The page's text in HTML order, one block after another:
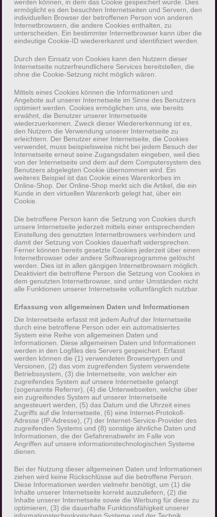
Hinzuziehung zusätzlicher Informationen nicht
mehr einer spezifischen betroffenen Person
zugeordnet werden können, sofern diese
zusätzlichen Informationen gesondert
organisatorischen Maßnahmen unterliegen, die
gewährleisten, dass die personenbezogenen
identifizierbaren natürlichen Person
zugewiesen werden.
g) Verantwortlicher oder für die
Verarbeitung Verantwortlicher
Verantwortlicher oder für die Verarbeitung
Verantwortlicher ist die natürliche oder
juristische Person, Behörde, Einrichtung oder
andere Stelle, die allein oder gemeinsam mit
Verarbeitung von personenbezogenen Daten
entscheidet. Sind die Zwecke und Mittel dieser
Verarbeitung durch das Unionsrecht oder das
Recht der Mitgliedstaaten vorgegeben, so kann
der Verantwortliche beziehungsweise können
die bestimmten Kriterien seiner Benennung
nach dem Unionsrecht oder dem Recht der
Mitgliedstaaten vorgesehen werden.
h) Auftragsverarbeiter
Auftragsverarbeiter ist eine natürliche oder
juristische Person, Behörde, Einrichtung oder
andere Stelle, die personenbezogene Daten im
Auftrag des Verantwortlichen verarbeitet.
i) Empfänger
Empfänger ist eine natürliche oder juristische
Person, Behörde, Einrichtung oder andere
Stelle, der personenbezogene Daten
sich bei ihr um einen Dritten handelt oder
nicht. Behörden, die im Rahmen eines
bestimmten Untersuchungsauftrags nach dem
Unionsrecht oder dem Recht der
werden können, in dem das Cookie gespeichert wurde. Dies
ermöglicht es den besuchten Internetseiten und Servern, den
individuellen Browser der betroffenen Person von anderen
Internetbrowsern, die andere Cookies enthalten, zu
unterscheiden. Ein bestimmter Internetbrowser kann über die
eindeutige Cookie-ID wiedererkannt und identifiziert werden.
Durch den Einsatz von Cookies kann den Nutzern dieser
Internetseite nutzerfreundlichere Services bereitstellen, die
ohne die Cookie-Setzung nicht möglich wären.
Mittels eines Cookies können die Informationen und
Angebote auf unserer Internetseite im Sinne des Benutzers
optimiert werden. Cookies ermöglichen uns, wie bereits
erwähnt, die Benutzer unserer Internetseite
wiederzuerkennen. Zweck dieser Wiedererkennung ist es,
den Nutzern die Verwendung unserer Internetseite zu
erleichtern. Der Benutzer einer Internetseite, die Cookies
verwendet, muss beispielsweise nicht bei jedem Besuch der
Internetseite erneut seine Zugangsdaten eingeben, weil dies
von der Internetseite und dem auf dem Computersystem des
Benutzers abgelegten Cookie übernommen wird. Ein
weiteres Beispiel ist das Cookie eines Warenkorbes im
Online-Shop. Der Online-Shop merkt sich die Artikel, die ein
Kunde in den virtuellen Warenkorb gelegt hat, über ein
Cookie.
Die betroffene Person kann die Setzung von Cookies durch
unsere Internetseite jederzeit mittels einer entsprechenden
Einstellung des genutzten Internetbrowsers verhindern und
damit der Setzung von Cookies dauerhaft widersprechen.
Ferner können bereits gesetzte Cookies jederzeit über einen
Internetbrowser oder andere Softwareprogramme gelöscht
werden. Dies ist in allen gängigen Internetbrowsern möglich.
Deaktiviert die betroffene Person die Setzung von Cookies in
dem genutzten Internetbrowser, sind unter Umständen nicht
alle Funktionen unserer Internetseite vollumfänglich nutzbar.
Erfassung von allgemeinen Daten und Informationen
Die Internetseite erfasst mit jedem Aufruf der Internetseite
durch eine betroffene Person oder ein automatisiertes
System eine Reihe von allgemeinen Daten und
Informationen. Diese allgemeinen Daten und Informationen
werden in den Logfiles des Servers gespeichert. Erfasst
werden können die (1) verwendeten Browsertypen und
Versionen, (2) das vom zugreifenden System verwendete
Betriebssystem, (3) die Internetseite, von welcher ein
zugreifendes System auf unsere Internetseite gelangt
(sogenannte Referrer), (4) die Unterwebseiten, welche über
ein zugreifendes System auf unserer Internetseite
angesteuert werden, (5) das Datum und die Uhrzeit eines
Zugriffs auf die Internetseite, (6) eine Internet-Protokoll-
Adresse (IP-Adresse), (7) der Internet-Service-Provider des
zugreifenden Systems und (8) sonstige ähnliche Daten und
Informationen, die der Gefahrenabwehr im Falle von
Angriffen auf unsere informationstechnologischen Systeme
dienen.
Bei der Nutzung dieser allgemeinen Daten und Informationen
ziehen wird keine Rückschlüsse auf die betroffene Person.
Diese Informationen werden vielmehr benötigt, um (1) die
Inhalte unserer Internetseite korrekt auszuliefern, (2) die
Inhalte unserer Internetseite sowie die Werbung für diese zu
optimieren, (3) die dauerhafte Funktionsfähigkeit unserer